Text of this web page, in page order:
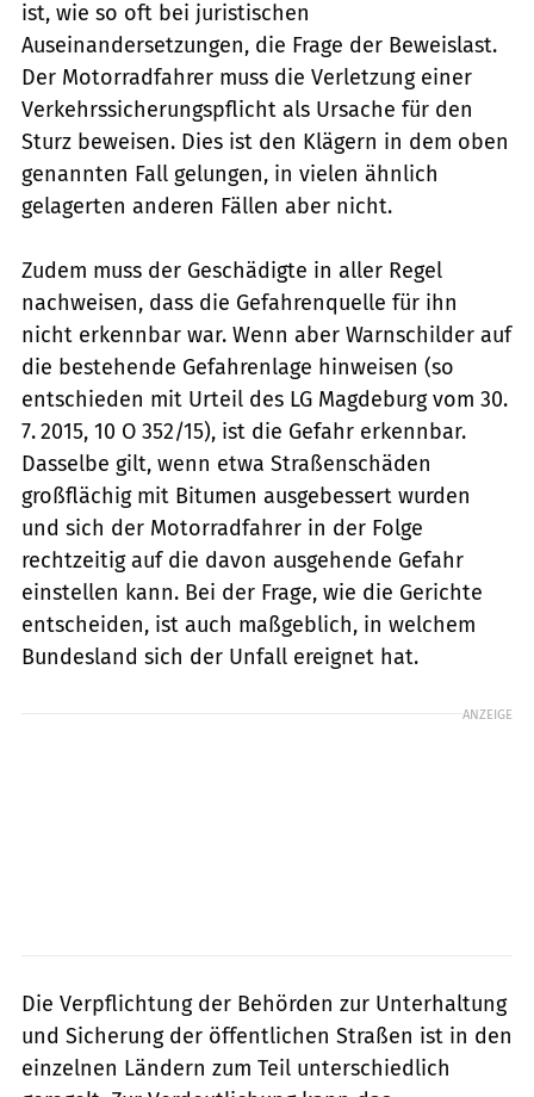
ist, wie so oft bei juristischen
Auseinandersetzungen, die Frage der Beweislast.
Der Motorradfahrer muss die Verletzung einer
Verkehrssicherungspflicht als Ursache für den
Sturz beweisen. Dies ist den Klägern in dem oben
genannten Fall gelungen, in vielen ähnlich
gelagerten anderen Fällen aber nicht.
Zudem muss der Geschädigte in aller Regel
nachweisen, dass die Gefahrenquelle für ihn
nicht erkennbar war. Wenn aber Warnschilder auf
die bestehende Gefahrenlage hinweisen (so
entschieden mit Urteil des LG Magdeburg vom 30.
7. 2015, 10 O 352/15), ist die Gefahr erkennbar.
Dasselbe gilt, wenn etwa Straßenschäden
großflächig mit Bitumen ausgebessert wurden
und sich der Motorradfahrer in der Folge
rechtzeitig auf die davon ausgehende Gefahr
einstellen kann. Bei der Frage, wie die Gerichte
entscheiden, ist auch maßgeblich, in welchem
Bundesland sich der Unfall ereignet hat.
ANZEIGE
Die Verpflichtung der Behörden zur Unterhaltung
und Sicherung der öffentlichen Straßen ist in den
einzelnen Ländern zum Teil unterschiedlich